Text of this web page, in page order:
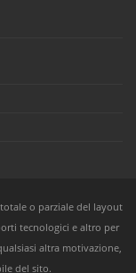
o parziale del layout
tecnologici e altro per
altra motivazione,
del sito.